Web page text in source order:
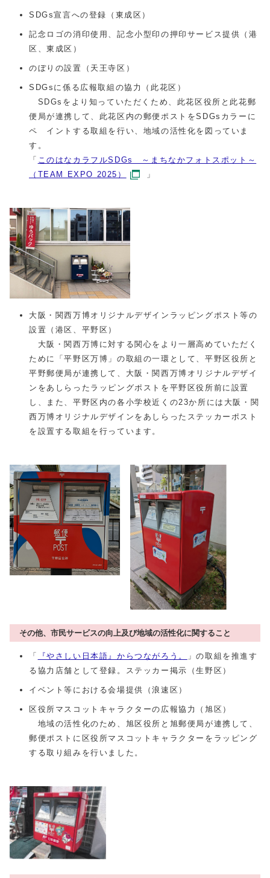
SDGs宣言への登録（東成区）
記念ロゴの消印使用、記念小型印の押印サービス提供（港
区、東成区）
のぼりの設置（天王寺区）
SDGsに係る広報取組の協力（此花区）
SDGsをより知っていただくため、此花区役所と此花郵
便局が連携して、此花区内の郵便ポストをSDGsカラーに
ペ イントする取組を行い、地域の活性化を図っていま
す。
「 このはなカラフルSDGs ～まちなかフォトスポット～
（TEAM EXPO 2025）
」
大阪・関西万博オリジナルデザインラッピングポスト等の
設置（港区、平野区）
大阪・関西万博に対する関心をより一層高めていただく
ために「平野区万博」の取組の一環として、平野区役所と
平野郵便局が連携して、大阪・関西万博オリジナルデザイ
ンをあしらったラッピングポストを平野区役所前に設置
し、また、平野区内の各小学校近くの23か所には大阪・関
西万博オリジナルデザインをあしらったステッカーポスト
を設置する取組を行っています。
その他、市民サービスの向上及び地域の活性化に関すること
「 『やさしい日本語』からつながろう。
」の取組を推進す
る協力店舗として登録。ステッカー掲示（生野区）
イベント等における会場提供（浪速区）
区役所マスコットキャラクターの広報協力（旭区）
地域の活性化のため、旭区役所と旭郵便局が連携して、
郵便ポストに区役所マスコットキャラクターをラッピング
する取り組みを行いました。